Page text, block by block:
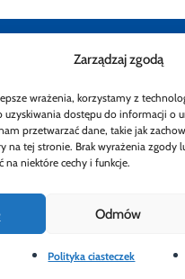
Zarządzaj zgodą
wrażenia, korzystamy z
dostępu do informacji o
przetwarzać dane, takie jak
na tej stronie. Brak wyrażenia zgody
na niektóre cechy i funkcje.
Odmów
Polityka ciasteczek